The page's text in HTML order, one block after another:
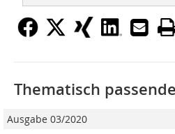
Thematisch
Ausgabe 03/2020